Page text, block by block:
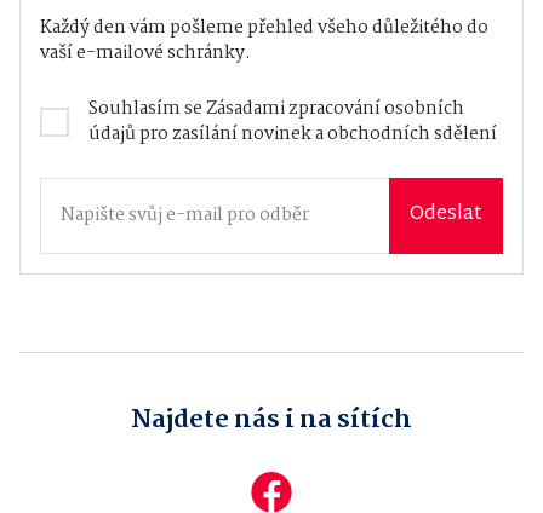
Každý den vám pošleme přehled všeho důležitého do
vaší e-mailové schránky.
Souhlasím seZásadami zpracování osobních
údajůpro zasílání novinek a obchodních sdělení
Odeslat
Najdete nás i na sítích